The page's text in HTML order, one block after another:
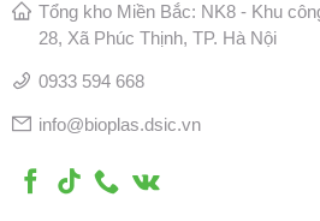
Tổng kho Miền Bắc: NK8 - Khu
28, Xã Phúc Thịnh, TP. Hà Nội
0933 594 668
info@bioplas.dsic.vn